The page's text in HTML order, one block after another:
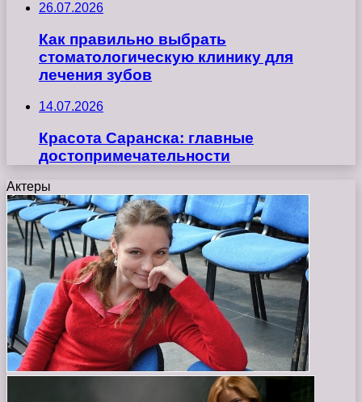
26.07.2026
Как правильно выбрать
стоматологическую клинику для
лечения зубов
14.07.2026
Красота Саранска: главные
достопримечательности
Актеры